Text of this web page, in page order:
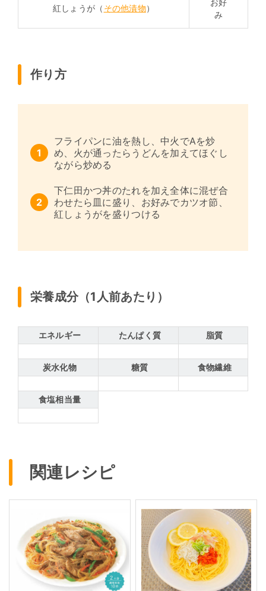
紅しょうが（ その他漬物）
み
作り方
フライパンに油を熱し、中火でAを炒
め、火が通ったらうどんを加えてほぐし
ながら炒める
下仁田かつ丼のたれを加え全体に混ぜ合
わせたら皿に盛り、お好みでカツオ節、
紅しょうがを盛りつける
栄養成分（1人前あたり）
エネルギー たんぱく質 脂質
炭水化物 糖質 食物繊維
食塩相当量
関連レシピ